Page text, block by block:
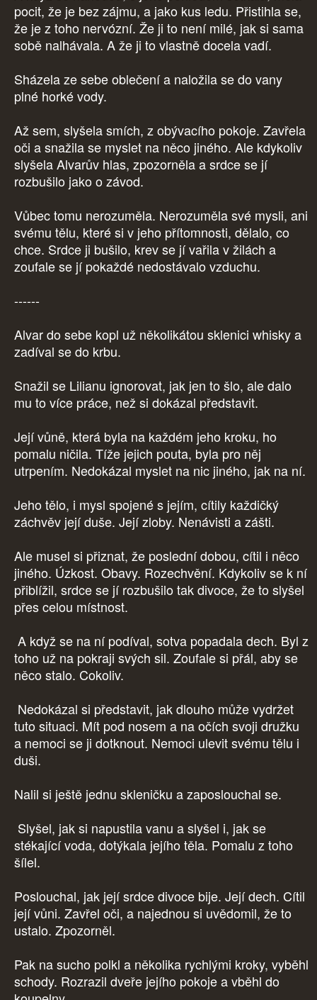
pocit, že je bez zájmu, a jako kus ledu. Přistihla se,
že je z toho nervózní. Že ji to není milé, jak si sama
sobě nalhávala. A že ji to vlastně docela vadí.
Sházela ze sebe oblečení a naložila se do vany
plné horké vody.
Až sem, slyšela smích, z obývacího pokoje. Zavřela
oči a snažila se myslet na něco jiného. Ale kdykoliv
slyšela Alvarův hlas, zpozorněla a srdce se jí
rozbušilo jako o závod.
Vůbec tomu nerozuměla. Nerozuměla své mysli, ani
svému tělu, které si v jeho přítomnosti, dělalo, co
chce. Srdce ji bušilo, krev se jí vařila v žilách a
zoufale se jí pokaždé nedostávalo vzduchu.
------
Alvar do sebe kopl už několikátou sklenici whisky a
zadíval se do krbu.
Snažil se Lilianu ignorovat, jak jen to šlo, ale dalo
mu to více práce, než si dokázal představit.
Její vůně, která byla na každém jeho kroku, ho
pomalu ničila. Tíže jejich pouta, byla pro něj
utrpením. Nedokázal myslet na nic jiného, jak na ní.
Jeho tělo, i mysl spojené s jejím, cítily každičký
záchvěv její duše. Její zloby. Nenávisti a zášti.
Ale musel si přiznat, že poslední dobou, cítil i něco
jiného. Úzkost. Obavy. Rozechvění. Kdykoliv se k ní
přiblížil, srdce se jí rozbušilo tak divoce, že to slyšel
přes celou místnost.
A když se na ní podíval, sotva popadala dech. Byl z
toho už na pokraji svých sil. Zoufale si přál, aby se
něco stalo. Cokoliv.
Nedokázal si představit, jak dlouho může vydržet
tuto situaci. Mít pod nosem a na očích svoji družku
a nemoci se ji dotknout. Nemoci ulevit svému tělu i
duši.
Nalil si ještě jednu skleničku a zaposlouchal se.
Slyšel, jak si napustila vanu a slyšel i, jak se
stékající voda, dotýkala jejího těla. Pomalu z toho
šílel.
Poslouchal, jak její srdce divoce bije. Její dech. Cítil
její vůni. Zavřel oči, a najednou si uvědomil, že to
ustalo. Zpozorněl.
Pak na sucho polkl a několika rychlými kroky, vyběhl
schody. Rozrazil dveře jejího pokoje a vběhl do